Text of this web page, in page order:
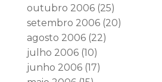
outubro 2006(25)
setembro 2006(20)
agosto 2006(22)
julho 2006(10)
junho 2006(17)